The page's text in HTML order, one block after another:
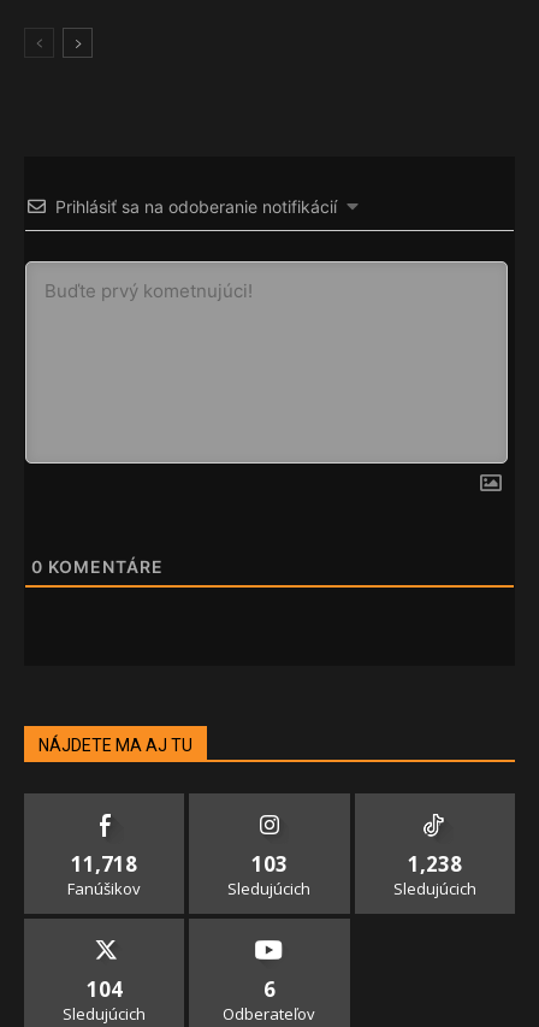
Prihlásiť sa na odoberanie notifikácií
0 KOMENTÁRE
NÁJDETE MA AJ TU
11,718
Fanúšikov
103
Sledujúcich
1,238
Sledujúcich
104
Sledujúcich
6
Odberateľov